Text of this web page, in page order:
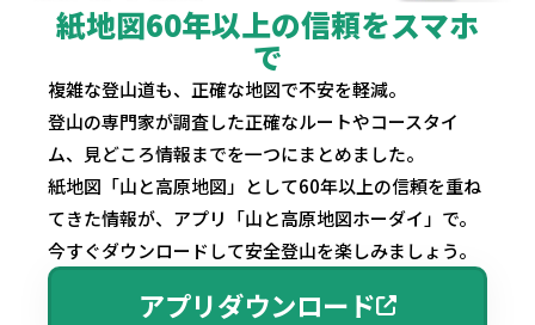
紙地図60年以上の信頼をスマホ
で
複雑な登山道も、正確な地図で不安を軽減。
登山の専門家が調査した正確なルートやコースタイ
ム、見どころ情報までを一つにまとめました。
紙地図「山と高原地図」として60年以上の信頼を重ね
てきた情報が、アプリ「山と高原地図ホーダイ」で。
今すぐダウンロードして安全登山を楽しみましょう。
アプリダウンロード